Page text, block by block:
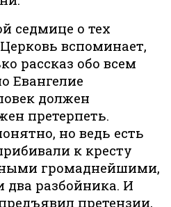
седмице о тех
вспоминает,
рассказ обо всем
Евангелие
должен
претерпеть.
но ведь есть
к кресту
громаднейшими,
разбойника. И
претензии,